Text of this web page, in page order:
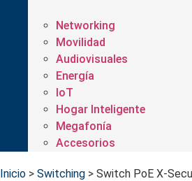
Networking
Movilidad
Audiovisuales
Energía
IoT
Hogar Inteligente
Megafonía
Accesorios
Inicio > Switching > Switch PoE X-